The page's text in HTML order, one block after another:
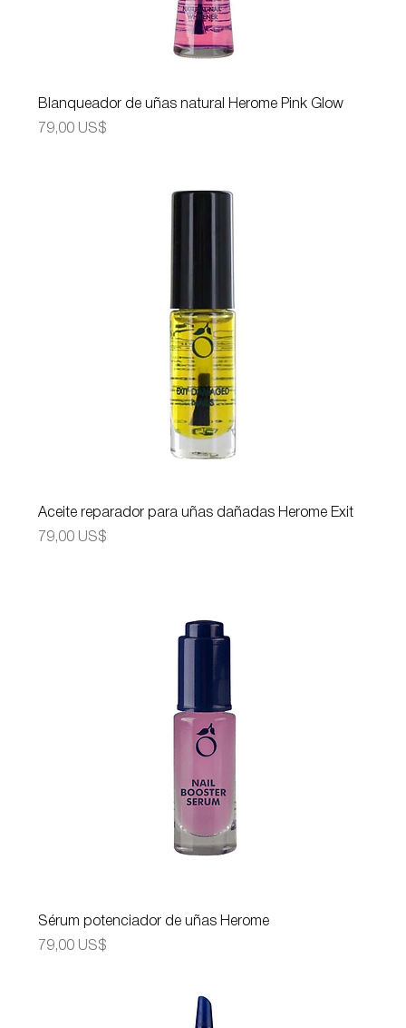
Blanqueador de uñas natural Herome Pink Glow
Precio
79,00 US$
Aceite reparador para uñas dañadas Herome Exit
Precio
79,00 US$
Sérum potenciador de uñas Herome
Precio
79,00 US$